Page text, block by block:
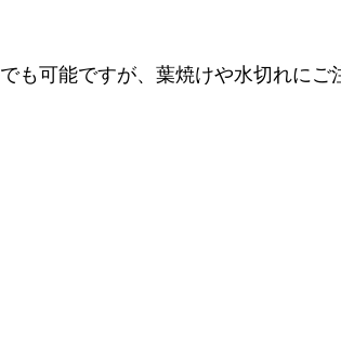
可能ですが、葉焼けや水切れにご